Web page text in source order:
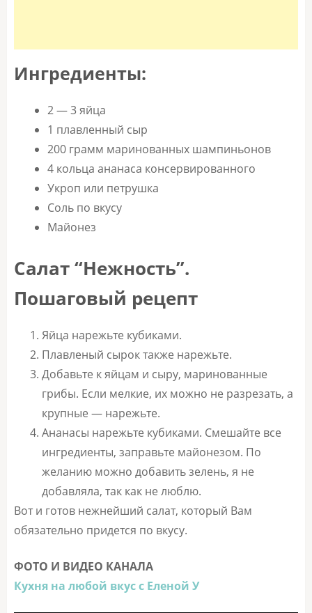
Ингредиенты:
2 — 3 яйца
1 плавленный сыр
200 грамм маринованных шампиньонов
4 кольца ананаса консервированного
Укроп или петрушка
Соль по вкусу
Майонез
Салат “Нежность”.
Пошаговый рецепт
Яйца нарежьте кубиками.
Плавленый сырок также нарежьте.
Добавьте к яйцам и сыру, маринованные
грибы. Если мелкие, их можно не разрезать, а
крупные — нарежьте.
Ананасы нарежьте кубиками. Смешайте все
ингредиенты, заправьте майонезом. По
желанию можно добавить зелень, я не
добавляла, так как не люблю.
Вот и готов нежнейший салат, который Вам
обязательно придется по вкусу.
ФОТО И ВИДЕО КАНАЛА
Кухня на любой вкус с Еленой У